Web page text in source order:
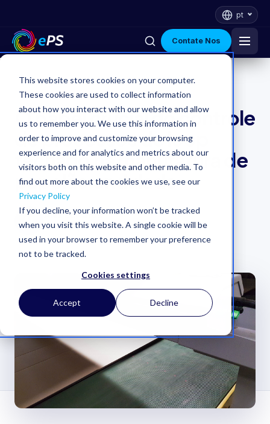
This website stores cookies on your computer.
These cookies are used to collect information
about how you interact with our website and allow
us to remember you. We use this information in
order to improve and customize your browsing
experience and for analytics and metrics about our
visitors both on this website and other media. To
find out more about the cookies we use, see our
Privacy Policy
If you decline, your information won’t be tracked
when you visit this website. A single cookie will be
used in your browser to remember your preference
not to be tracked.
Cookies settings
Accept Decline
pt
Contate Nos
Indústrias
Plataforma
Por que a ePS
Recursos
Otimização
O papel crucial do controle
de processos de loop
fechado na manufatura de
papelão ondulado
AL
Alex Edwards
junho 30, 2026 · 6 min read